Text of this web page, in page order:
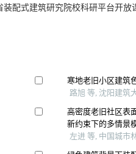
配式建筑研究院校科研平台开放